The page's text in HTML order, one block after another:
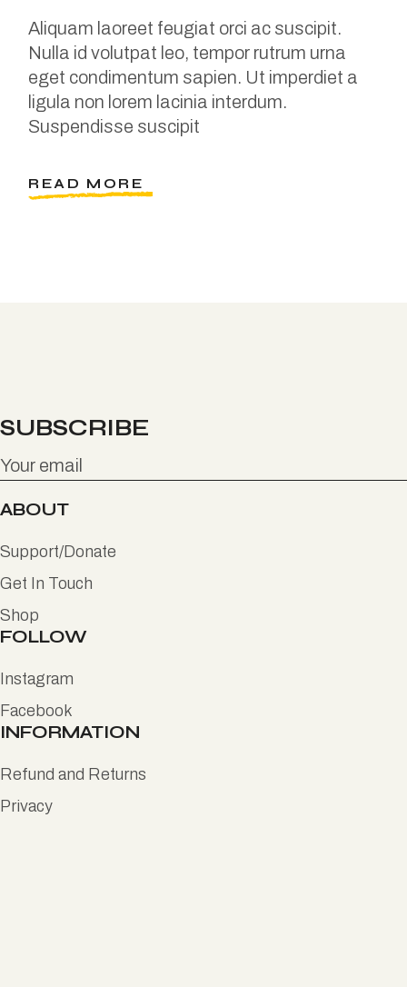
Aliquam laoreet feugiat orci ac suscipit.
Nulla id volutpat leo, tempor rutrum urna
eget condimentum sapien. Ut imperdiet a
ligula non lorem lacinia interdum.
Suspendisse suscipit
READ MORE
SUBSCRIBE
ABOUT
Support/Donate
Get In Touch
Shop
FOLLOW
Instagram
Facebook
INFORMATION
Refund and Returns
Privacy